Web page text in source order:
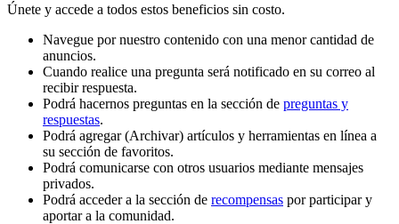
Únete y accede a todos estos beneficios sin costo.
Navegue por nuestro contenido con una menor cantidad de
anuncios.
Cuando realice una pregunta será notificado en su correo al
recibir respuesta.
Podrá hacernos preguntas en la sección de preguntas y
respuestas.
Podrá agregar (Archivar) artículos y herramientas en línea a
su sección de favoritos.
Podrá comunicarse con otros usuarios mediante mensajes
privados.
Podrá acceder a la sección de recompensas por participar y
aportar a la comunidad.